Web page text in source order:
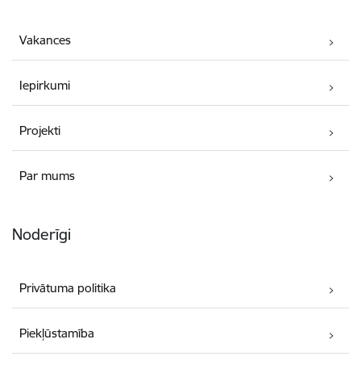
Vakances
Iepirkumi
Projekti
Par mums
Noderīgi
Privātuma politika
Piekļūstamība